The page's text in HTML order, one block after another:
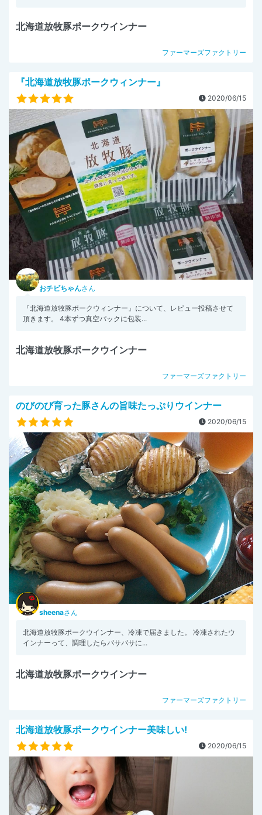
北海道放牧豚ポークウインナー
ファーマーズファクトリー
『北海道放牧豚ポークウィンナー』
2020/06/15
おチビちゃんさん
『北海道放牧豚ポークウィンナー』について、レビュー投稿させて
頂きます。 4本ずつ真空パックに包装...
北海道放牧豚ポークウインナー
ファーマーズファクトリー
のびのび育った豚さんの旨味たっぷりウインナー
2020/06/15
sheenaさん
北海道放牧豚ポークウインナー、冷凍で届きました。 冷凍されたウ
インナーって、調理したらパサパサに...
北海道放牧豚ポークウインナー
ファーマーズファクトリー
北海道放牧豚ポークウインナー美味しい!
2020/06/15